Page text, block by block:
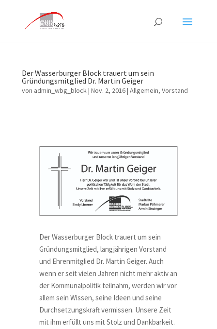
Der Wasserburger Block trauert um sein
Gründungsmitglied Dr. Martin Geiger
von admin_wbg_block| Nov. 2, 2016| Allgemein, Vorstand
Der Wasserburger Block trauert um sein
Gründungsmitglied, langjährigen Vorstand
und Ehrenmitglied Dr. Martin Geiger. Auch
wenn er seit vielen Jahren nicht mehr aktiv an
der Kommunalpolitik teilnahm, werden wir vor
allem sein Wissen, seine Ideen und seine
Durchsetzungskraft vermissen. Unsere Zeit
mit ihm erfüllt uns mit Stolz und Dankbarkeit.